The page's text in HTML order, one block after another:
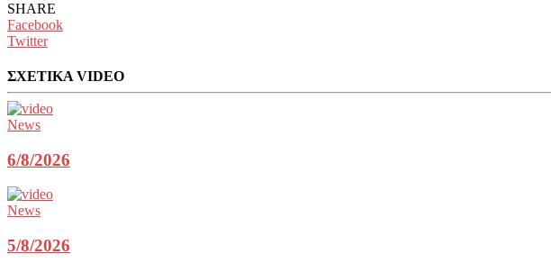
SHARE
Facebook
Twitter
ΣΧΕΤΙΚΑ VIDEO
News
6/8/2026
News
5/8/2026